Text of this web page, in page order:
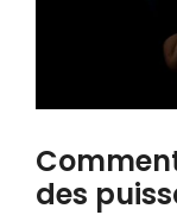
des